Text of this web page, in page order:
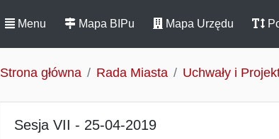
Menu Mapa BIPu Mapa Urzędu
Strona główna Rada Miasta Uchwały i
Sesja VII - 25-04-2019